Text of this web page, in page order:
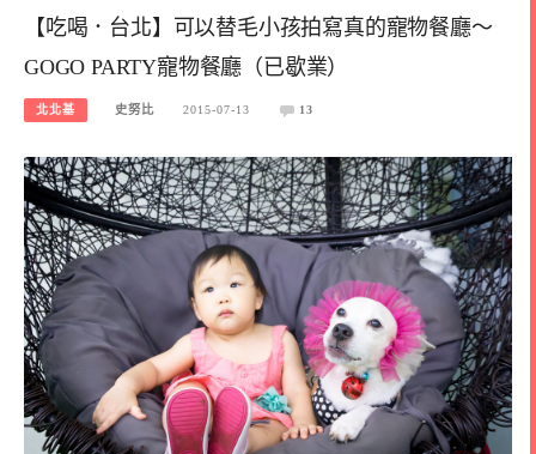
【吃喝．台北】可以替毛小孩拍寫真的寵物餐廳～
GOGO PARTY寵物餐廳（已歇業）
北北基 史努比 2015-07-13 13